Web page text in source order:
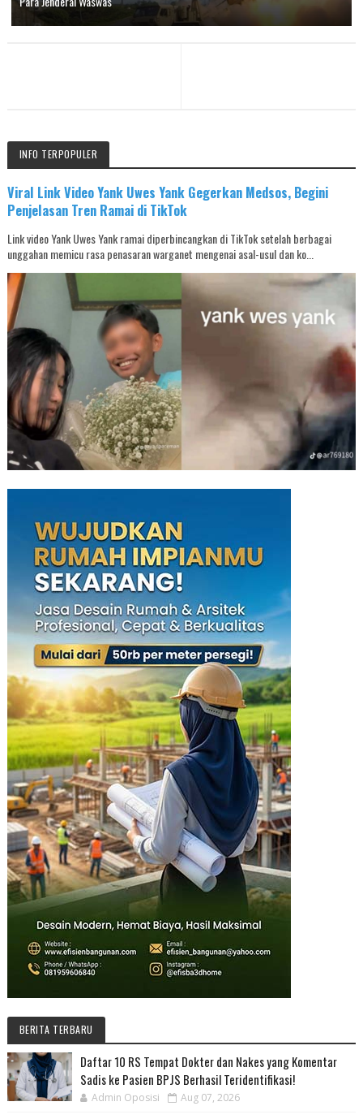
INFO TERPOPULER
Viral Link Video Yank Uwes Yank Gegerkan Medsos, Begini
Penjelasan Tren Ramai di TikTok
Link video Yank Uwes Yank ramai diperbincangkan di TikTok setelah berbagai
unggahan memicu rasa penasaran warganet mengenai asal-usul dan ko...
BERITA TERBARU
Daftar 10 RS Tempat Dokter dan Nakes yang Komentar
Sadis ke Pasien BPJS Berhasil Teridentifikasi!
Admin Oposisi Aug 07, 2026